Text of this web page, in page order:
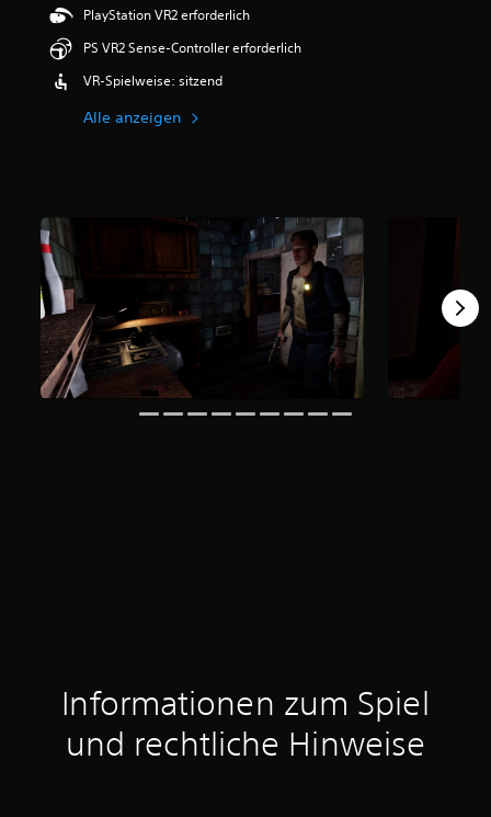
PlayStation VR2 erforderlich
PS VR2 Sense-Controller erforderlich
VR-Spielweise: sitzend
Alle anzeigen
Informationen zum Spiel
und rechtliche Hinweise